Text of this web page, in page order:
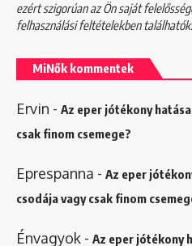
ezért szigorúan az Ön saját
felhasználási feltételekbentalálhatók.
MiNők kommentek
Ervin - Az eper jótékony
csak finom csemege?
Eprespanna - Az eper
csodája vagy csak finom
Énvagyok - Az eper jótékony